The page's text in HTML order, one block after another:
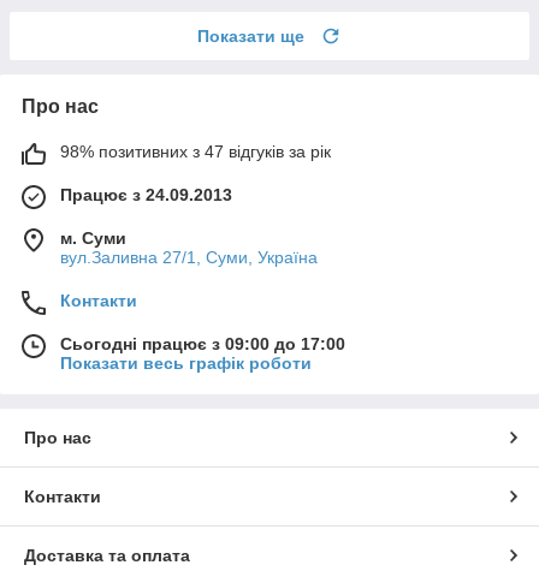
Показати ще
Про нас
98% позитивних з 47 відгуків за рік
Працює з 24.09.2013
м. Суми
вул.Заливна 27/1, Суми, Україна
Контакти
Сьогодні працює з 09:00 до 17:00
Показати весь графік роботи
Про нас
Контакти
Доставка та оплата